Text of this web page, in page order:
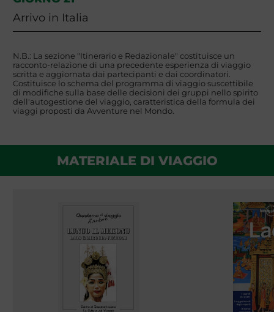
Arrivo in Italia
N.B.: La sezione "Itinerario e Redazionale" costituisce un
racconto-relazione di una precedente esperienza di viaggio
scritta e aggiornata dai partecipanti e dai coordinatori.
Costituisce lo schema del programma di viaggio suscettibile
di modifiche sulla base delle decisioni dei gruppi nello spirito
dell'autogestione del viaggio, caratteristica della formula dei
viaggi proposti da Avventure nel Mondo.
MATERIALE DI VIAGGIO